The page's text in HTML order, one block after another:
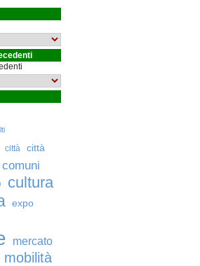
città
città
comuni
cultura
expo
mercato
mobilità